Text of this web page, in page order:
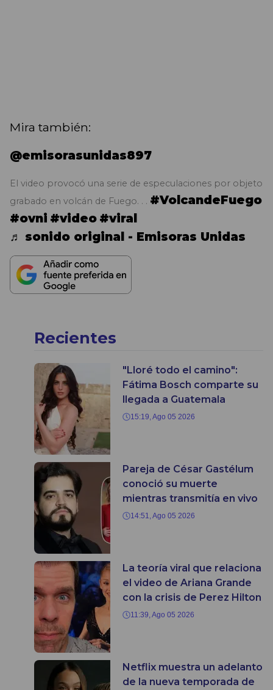
Mira también:
@emisorasunidas897
El video provocó una serie de especulaciones por objeto
grabado en volcán de Fuego. . . #VolcandeFuego
#ovni #video #viral
♬ sonido original - Emisoras Unidas
Recientes
"Lloré todo el camino":
Fátima Bosch comparte su
llegada a Guatemala
15:19, Ago 05 2026
Pareja de César Gastélum
conoció su muerte
mientras transmitía en vivo
14:51, Ago 05 2026
La teoría viral que relaciona
el video de Ariana Grande
con la crisis de Perez Hilton
11:39, Ago 05 2026
Netflix muestra un adelanto
de la nueva temporada de